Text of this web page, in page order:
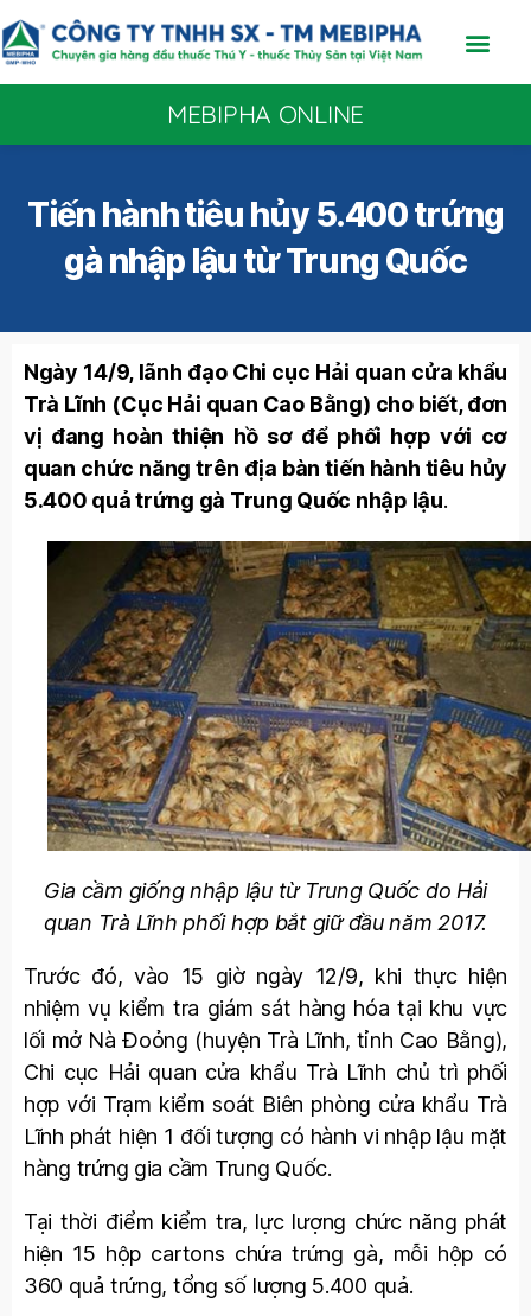
MEBIPHA ONLINE
Tiến hành tiêu hủy 5.400 trứng
gà nhập lậu từ Trung Quốc
Ngày 14/9, lãnh đạo Chi cục Hải quan cửa khẩu
Trà Lĩnh (Cục Hải quan Cao Bằng) cho biết, đơn
vị đang hoàn thiện hồ sơ để phối hợp với cơ
quan chức năng trên địa bàn tiến hành tiêu hủy
5.400 quả trứng gà Trung Quốc nhập lậu.
Gia cầm giống nhập lậu từ Trung Quốc do Hải
quan Trà Lĩnh phối hợp bắt giữ đầu năm 2017.
Trước đó, vào 15 giờ ngày 12/9, khi thực hiện
nhiệm vụ kiểm tra giám sát hàng hóa tại khu vực
lối mở Nà Đoỏng (huyện Trà Lĩnh, tỉnh Cao Bằng),
Chi cục Hải quan cửa khẩu Trà Lĩnh chủ trì phối
hợp với Trạm kiểm soát Biên phòng cửa khẩu Trà
Lĩnh phát hiện 1 đối tượng có hành vi nhập lậu mặt
hàng trứng gia cầm Trung Quốc.
Tại thời điểm kiểm tra, lực lượng chức năng phát
hiện 15 hộp cartons chứa trứng gà, mỗi hộp có
360 quả trứng, tổng số lượng 5.400 quả.